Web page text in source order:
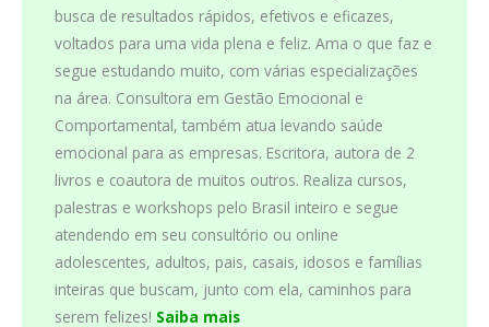
busca de resultados rápidos, efetivos e eficazes,
voltados para uma vida plena e feliz. Ama o que faz e
segue estudando muito, com várias especializações
na área. Consultora em Gestão Emocional e
Comportamental, também atua levando saúde
emocional para as empresas. Escritora, autora de 2
livros e coautora de muitos outros. Realiza cursos,
palestras e workshops pelo Brasil inteiro e segue
atendendo em seu consultório ou online
adolescentes, adultos, pais, casais, idosos e famílias
inteiras que buscam, junto com ela, caminhos para
serem felizes! Saiba mais